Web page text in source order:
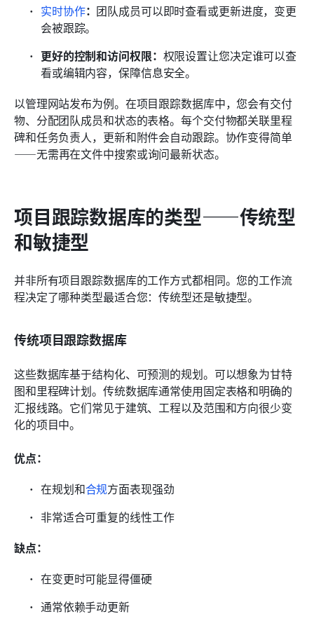
实时协作： 团队成员可以即时查看或更新进度，变更
会被跟踪。
更好的控制和访问权限： 权限设置让您决定谁可以查
看或编辑内容，保障信息安全。
以管理网站发布为例。在项目跟踪数据库中，您会有交付
物、分配团队成员和状态的表格。每个交付物都关联里程
碑和任务负责人，更新和附件会自动跟踪。协作变得简单
——无需再在文件中搜索或询问最新状态。
项目跟踪数据库的类型——传统型
和敏捷型
并非所有项目跟踪数据库的工作方式都相同。您的工作流
程决定了哪种类型最适合您：传统型还是敏捷型。
传统项目跟踪数据库
这些数据库基于结构化、可预测的规划。可以想象为甘特
图和里程碑计划。传统数据库通常使用固定表格和明确的
汇报线路。它们常见于建筑、工程以及范围和方向很少变
化的项目中。
优点：
在规划和合规方面表现强劲
非常适合可重复的线性工作
缺点：
在变更时可能显得僵硬
通常依赖手动更新